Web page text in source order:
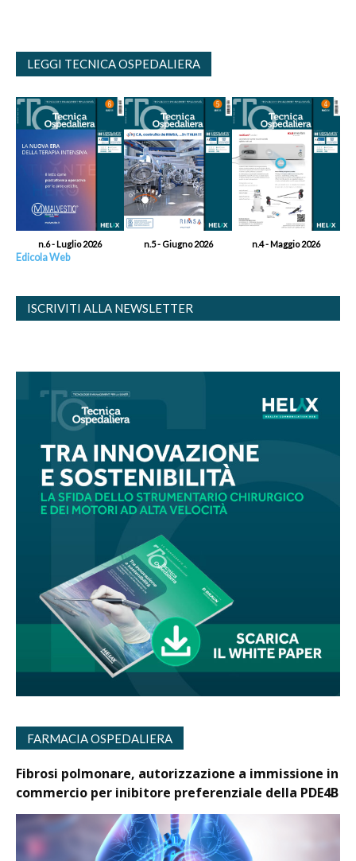
LEGGI TECNICA OSPEDALIERA
n.6 - Luglio 2026 n.5 - Giugno 2026 n.4 - Maggio 2026
Edicola Web
ISCRIVITI ALLA NEWSLETTER
FARMACIA OSPEDALIERA
Fibrosi polmonare, autorizzazione a immissione in
commercio per inibitore preferenziale della PDE4B